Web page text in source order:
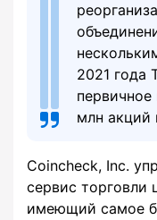
2021 года
млн акций
Coincheck, Inc.
сервис
имеющий самое